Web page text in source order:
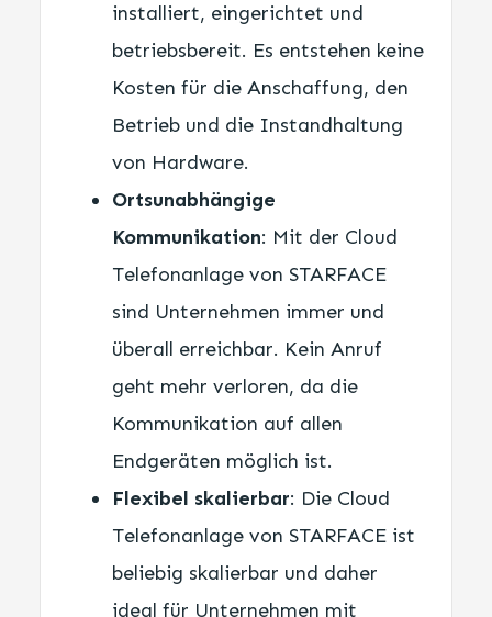
installiert, eingerichtet und
betriebsbereit. Es entstehen keine
Kosten für die Anschaffung, den
Betrieb und die Instandhaltung
von Hardware.
Ortsunabhängige
Kommunikation: Mit der Cloud
Telefonanlage von STARFACE
sind Unternehmen immer und
überall erreichbar. Kein Anruf
geht mehr verloren, da die
Kommunikation auf allen
Endgeräten möglich ist.
Flexibel skalierbar: Die Cloud
Telefonanlage von STARFACE ist
beliebig skalierbar und daher
ideal für Unternehmen mit